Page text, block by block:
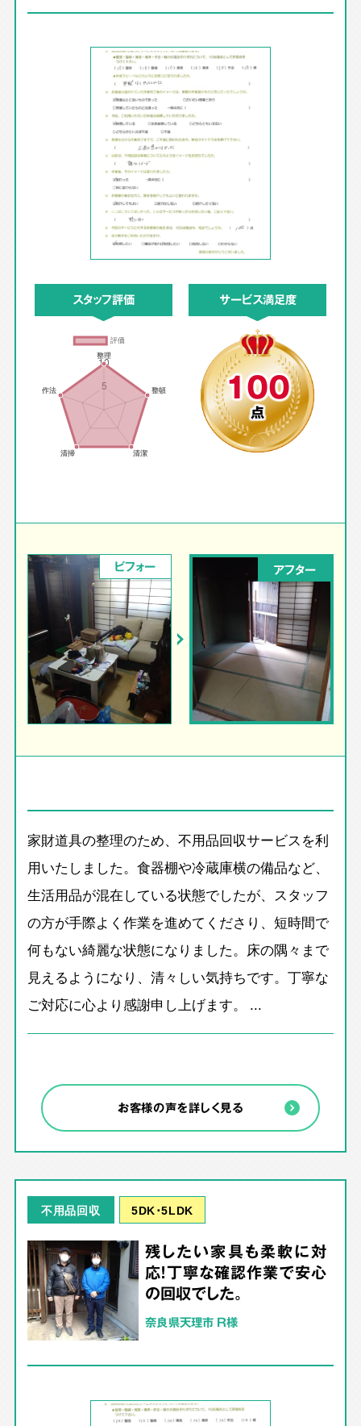
スタッフ評価 サービス満足度
100
点
ビフォー アフター
家財道具の整理のため、不用品回収サービスを利
用いたしました。食器棚や冷蔵庫横の備品など、
生活用品が混在している状態でしたが、スタッフ
の方が手際よく作業を進めてくださり、短時間で
何もない綺麗な状態になりました。床の隅々まで
見えるようになり、清々しい気持ちです。丁寧な
ご対応に心より感謝申し上げます。 ...
お客様の声を詳しく見る
不用品回収 5DK･5LDK
残したい家具も柔軟に対
応！丁寧な確認作業で安心
の回収でした。
奈良県天理市 R様